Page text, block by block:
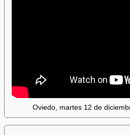
Oviedo, martes 12 de